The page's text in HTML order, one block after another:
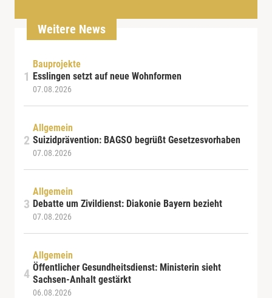
Weitere News
Bauprojekte
Esslingen setzt auf neue Wohnformen
07.08.2026
Allgemein
Suizidprävention: BAGSO begrüßt Gesetzesvorhaben
07.08.2026
Allgemein
Debatte um Zivildienst: Diakonie Bayern bezieht
07.08.2026
Allgemein
Öffentlicher Gesundheitsdienst: Ministerin sieht
Sachsen-Anhalt gestärkt
06.08.2026